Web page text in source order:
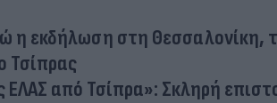
η εκδήλωση στη
Τσίπρας
ΕΛΑΣ από Τσίπρα»: Σκληρή